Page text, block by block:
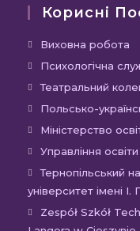
Корисні
Виховна робота
в
Психологічна
Театральний
Польсько-
Міністерство
Управління
Тернопільський
університет імені І.
Zespół Szkół